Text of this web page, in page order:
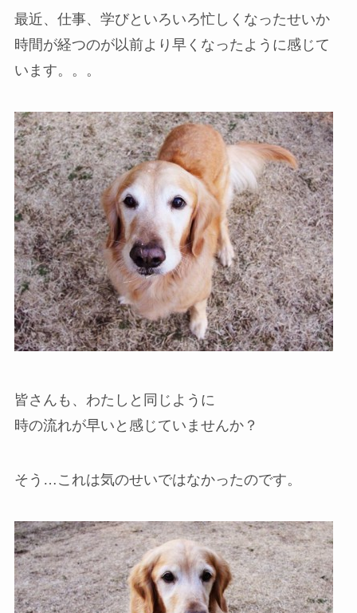
最近、仕事、学びといろいろ忙しくなったせいか
時間が経つのが以前より早くなったように感じて
います。。。
皆さんも、わたしと同じように
時の流れが早いと感じていませんか？
そう…これは気のせいではなかったのです。